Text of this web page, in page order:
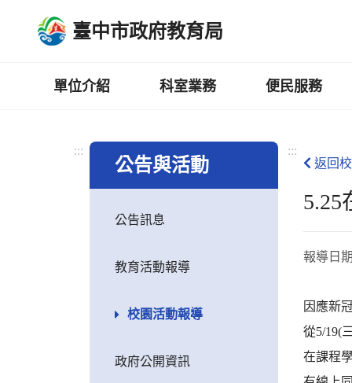
臺中市政府教育局
單位介紹 科室業務 便民服務
:::
公告與活動
公告訊息
教育活動報導
校園活動報導
政府公開資訊
:::
返回
5.25
報導日
因應新
從5/19(
在課程